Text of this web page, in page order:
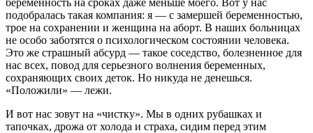
подобралась такая компания: я — с замершей беременностью,
трое на сохранении и женщина на аборт. В наших больницах
не особо заботятся о психологическом состоянии человека.
Это же страшный абсурд — такое соседство, болезненное для
нас всех, повод для серьезного волнения беременных,
сохраняющих своих деток. Но никуда не денешься.
«Положили» — лежи.
И вот нас зовут на «чистку». Мы в одних рубашках и
тапочках, дрожа от холода и страха, сидим перед этим